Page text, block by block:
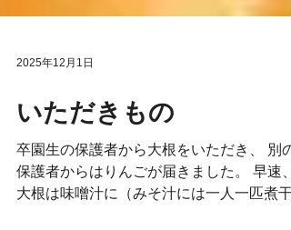
2025年12月1日
いただきもの
卒園生の保護者から大根をいただき、 別の